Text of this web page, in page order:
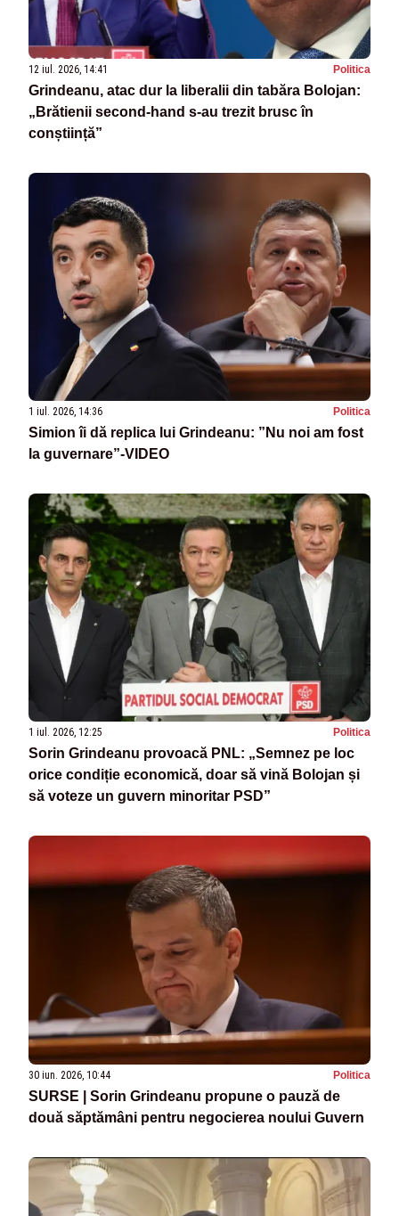
12 iul. 2026, 14:41 Politica
Grindeanu, atac dur la liberalii din tabăra Bolojan:
„Brătienii second-hand s-au trezit brusc în
conștiință”
1 iul. 2026, 14:36 Politica
Simion îi dă replica lui Grindeanu: ”Nu noi am fost
la guvernare”-VIDEO
1 iul. 2026, 12:25 Politica
Sorin Grindeanu provoacă PNL: „Semnez pe loc
orice condiție economică, doar să vină Bolojan și
să voteze un guvern minoritar PSD”
30 iun. 2026, 10:44 Politica
SURSE | Sorin Grindeanu propune o pauză de
două săptămâni pentru negocierea noului Guvern